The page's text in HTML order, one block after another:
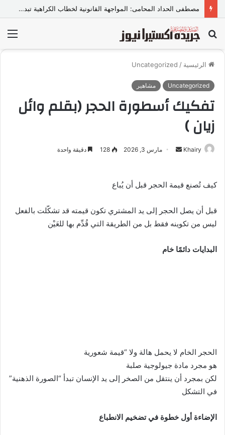
مصطفى الحداد المحامى: المواجهة القانونية لخطاب الكراهية تبدأ بتشريع واضح ووعي مجتمعي
بحث
عن
الرئيسية /
Uncategorized
Uncategorized مشاهير
تفكيك أسطورة الحجر (بقلم وائل
زيان )
Khairy
ل
ر
ي
ا
مارس 3, 2026 128 دقيقة واحدة
كيف تُصنع قيمة الحجر قبل أن يُباع
قبل أن يصل الحجر إلى يد المشتري تكون قيمته قد تشكّلت بالفعل
ليس من تكوينه فقط بل من الطريقة التي قُدِّم بها للعَيْن
البدايات دائمًا خام
الحجر الخام لا يحمل هالة ولا “قيمة شعورية
هو مجرد مادة جيولوجية صلبة
لكن بمجرد أن ينتقل من الصخر إلى يد الإنسان تبدأ “الصورة الذهنية”
في التشكل
الإضاءة أول خطوة في تضخيم الانطباع